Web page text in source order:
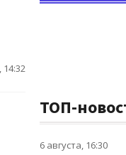
14:32
ТОП-
6 августа, 16:30